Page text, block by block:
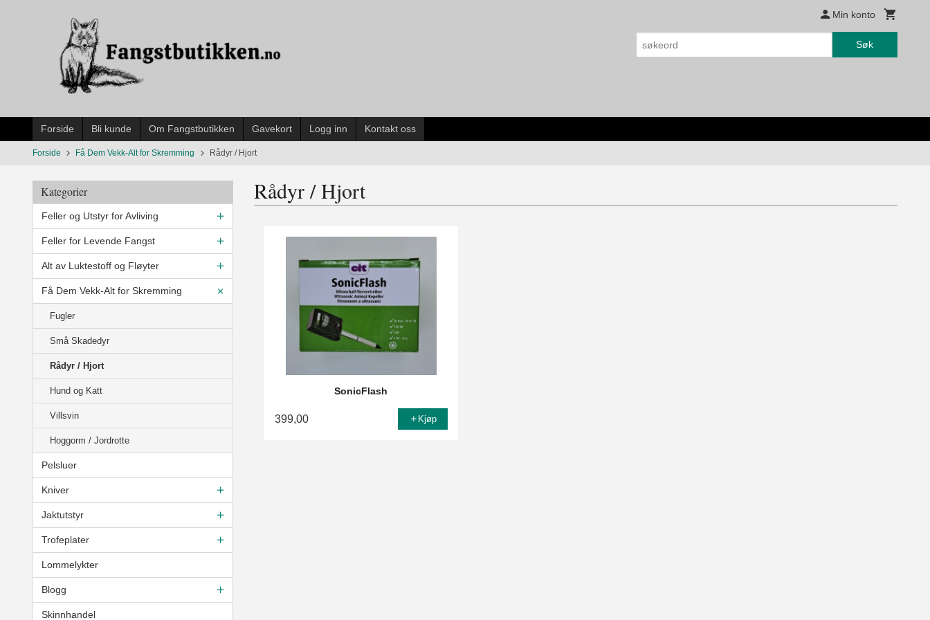
Min konto
Søk
Forside Bli kunde Om Fangstbutikken Gavekort Logg inn Kontakt oss
Forside Få Dem Vekk-Alt for Skremming Rådyr / Hjort
Kategorier
Feller og Utstyr for Avliving
Feller for Levende Fangst
Alt av Luktestoff og Fløyter
Få Dem Vekk-Alt for Skremming
Fugler
Små Skadedyr
Rådyr / Hjort
Hund og Katt
Villsvin
Hoggorm / Jordrotte
Pelsluer
Kniver
Jaktutstyr
Trofeplater
Lommelykter
Blogg
Skinnhandel
Rådyr / Hjort
SonicFlash
399,00 Kjøp